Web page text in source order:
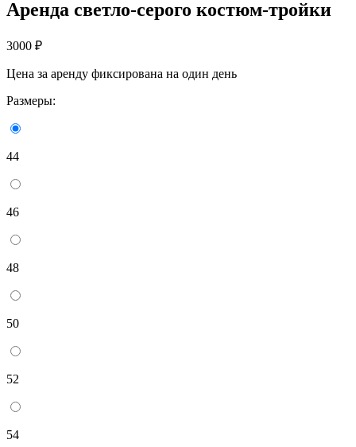
Аренда светло-серого костюм-тройки
3000 ₽
Цена за аренду фиксирована на один день
Размеры:
44
46
48
50
52
54